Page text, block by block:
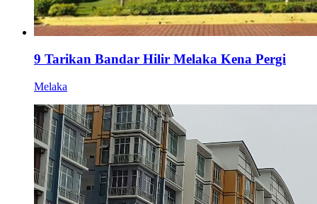
9 Tarikan Bandar Hilir Melaka Kena Pergi
Melaka